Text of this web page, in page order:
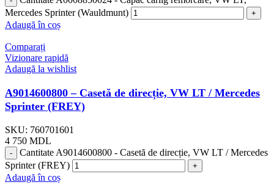
Mercedes Sprinter (Wauldmunt)
Adaugă în coș
Comparați
Vizionare rapidă
Adaugă la wishlist
A9014600800 – Casetă de direcție, VW LT / Mercedes
Sprinter (FREY)
SKU: 760701601
4 750 MDL
Cantitate A9014600800 - Casetă de direcție, VW LT / Mercedes
Sprinter (FREY)
Adaugă în coș